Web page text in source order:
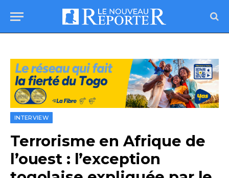
INTERVIEW
Terrorisme en Afrique de
l’ouest : l’exception